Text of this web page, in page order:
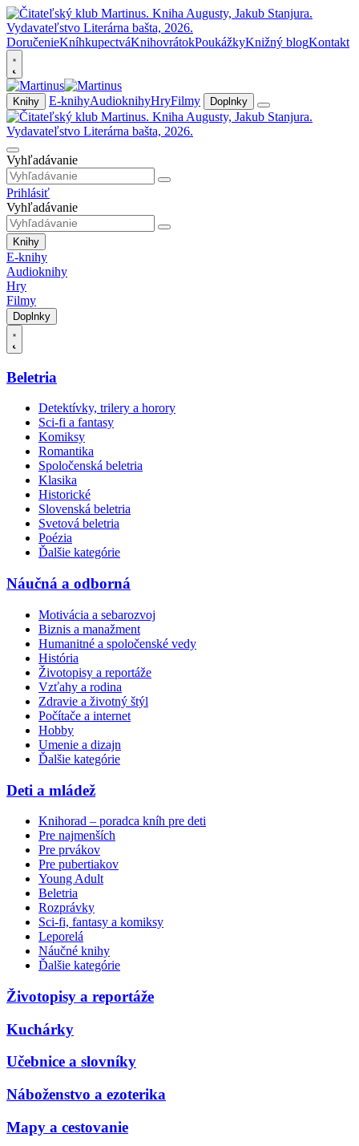
DoručenieKníhkupectváKnihovrátokPoukážkyKnižný blogKontakt
Knihy E-knihyAudioknihyHryFilmy Doplnky
Vyhľadávanie
Prihlásiť
Vyhľadávanie
Knihy
E-knihy
Audioknihy
Hry
Filmy
Doplnky
Beletria
Detektívky, trilery a horory
Sci-fi a fantasy
Komiksy
Romantika
Spoločenská beletria
Klasika
Historické
Slovenská beletria
Svetová beletria
Poézia
Ďalšie kategórie
Náučná a odborná
Motivácia a sebarozvoj
Biznis a manažment
Humanitné a spoločenské vedy
História
Životopisy a reportáže
Vzťahy a rodina
Zdravie a životný štýl
Počítače a internet
Hobby
Umenie a dizajn
Ďalšie kategórie
Deti a mládež
Knihorad – poradca kníh pre deti
Pre najmenších
Pre prvákov
Pre pubertiakov
Young Adult
Beletria
Rozprávky
Sci-fi, fantasy a komiksy
Leporelá
Náučné knihy
Ďalšie kategórie
Životopisy a reportáže
Kuchárky
Učebnice a slovníky
Náboženstvo a ezoterika
Mapy a cestovanie